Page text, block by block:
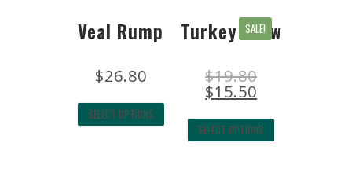
Veal Rump
$26.80
SELECT OPTIONS
SALE!
Turkey Stew
$19.80
$15.50
SELECT OPTIONS